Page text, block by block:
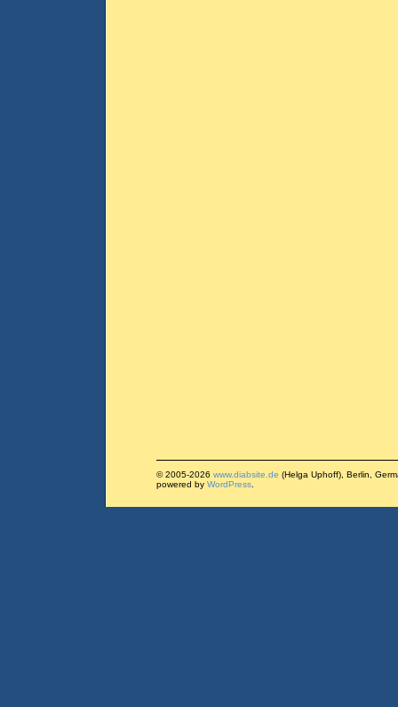
© 2005-2026 www.diabsite.de (Helga Uphoff), Berlin,
powered by WordPress.